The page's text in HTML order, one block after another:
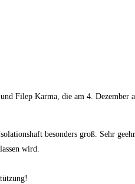
Filep Karma, die am 4. Dezember
besonders groß. Sehr
wird.